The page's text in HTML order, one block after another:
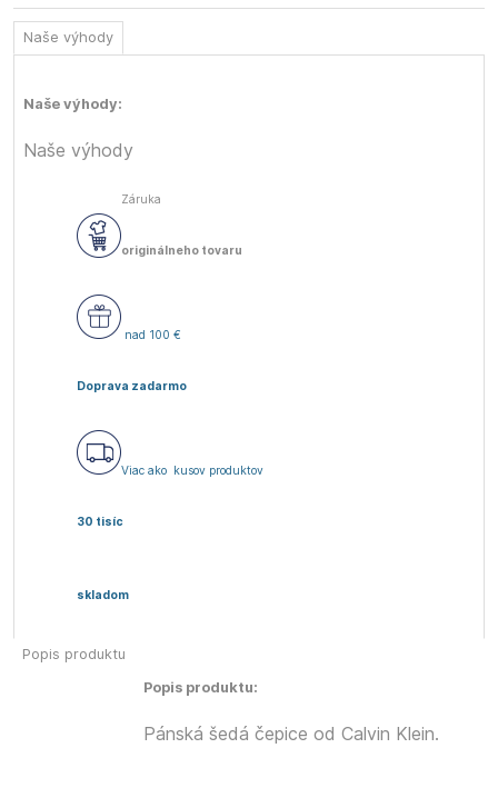
Naše výhody
Naše výhody:
Naše výhody
Záruka
originálneho tovaru
Doprava zadarmo
nad 100 €
Viac ako
30 tisíc
kusov produktov
skladom
Popis produktu
Popis produktu:
Pánská šedá čepice od Calvin Klein.